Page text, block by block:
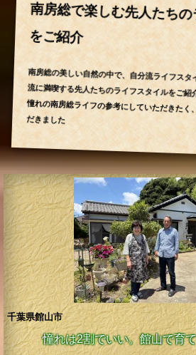
南房総で楽しむ先人たち
をご紹介
南房総の美しい自然の中で、自分流ライフスタ
流に満喫する先人たちのライフスタイルをご紹
憧れの南房総ライフの参考にしていただきたく
だきました
千葉県館山市
憧れは2割でいい。館山で育